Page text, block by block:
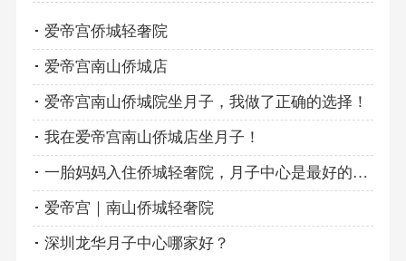
爱帝宫侨城轻奢院
爱帝宫南山侨城店
爱帝宫南山侨城院坐月子，我做了正确的选择！
我在爱帝宫南山侨城店坐月子！
一胎妈妈入住侨城轻奢院，月子中心是最好的选择！
爱帝宫｜南山侨城轻奢院
深圳龙华月子中心哪家好？